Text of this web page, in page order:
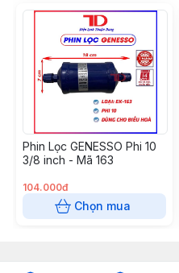
Phin Lọc GENESSO Phi 10
3/8 inch - Mã 163
104.000đ
Chọn mua